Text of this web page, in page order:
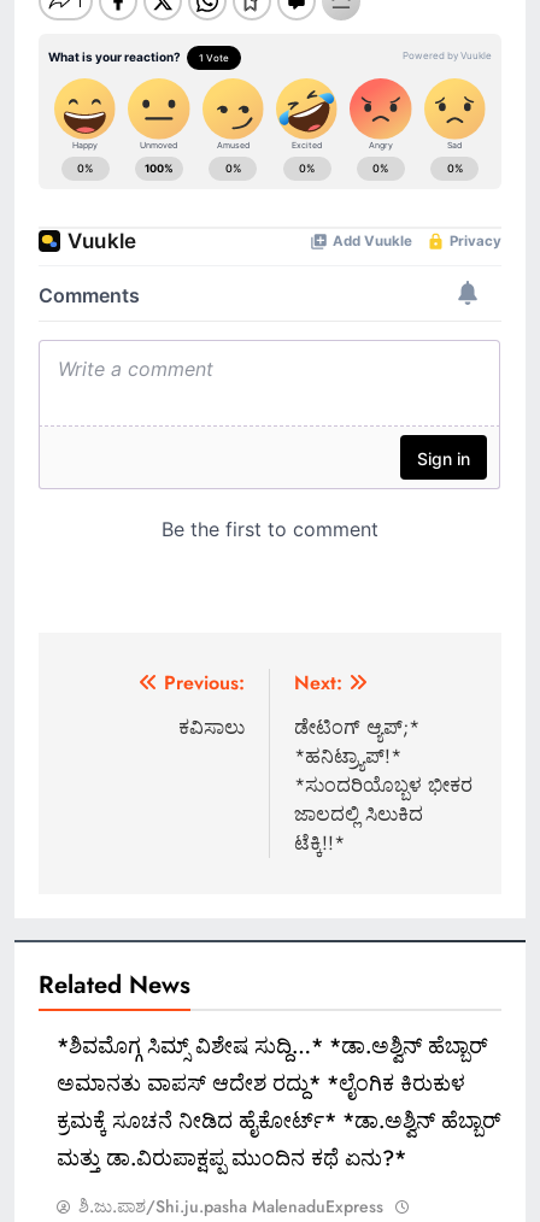
navigation
Previous:
ಕವಿಸಾಲು
Next:
ಡೇಟಿಂಗ್​ ಆ್ಯಪ್​;*
*ಹನಿಟ್ರ್ಯಾಪ್!*
*ಸುಂದರಿಯೊಬ್ಬಳ ಭೀಕರ
ಜಾಲದಲ್ಲಿ ಸಿಲುಕಿದ
ಟೆಕ್ಕಿ!!*
Related News
*ಶಿವಮೊಗ್ಗ ಸಿಮ್ಸ್ ವಿಶೇಷ ಸುದ್ದಿ…* *ಡಾ.ಅಶ್ವಿನ್ ಹೆಬ್ಬಾರ್
ಅಮಾನತು ವಾಪಸ್ ಆದೇಶ ರದ್ದು* *ಲೈಂಗಿಕ ಕಿರುಕುಳ
ಕ್ರಮಕ್ಕೆ ಸೂಚನೆ ನೀಡಿದ ಹೈಕೋರ್ಟ್* *ಡಾ.ಅಶ್ವಿನ್ ಹೆಬ್ಬಾರ್
ಮತ್ತು ಡಾ.ವಿರುಪಾಕ್ಷಪ್ಪ ಮುಂದಿನ ಕಥೆ ಏನು?*
ಶಿ.ಜು.ಪಾಶ/Shi.ju.pasha MalenaduExpress